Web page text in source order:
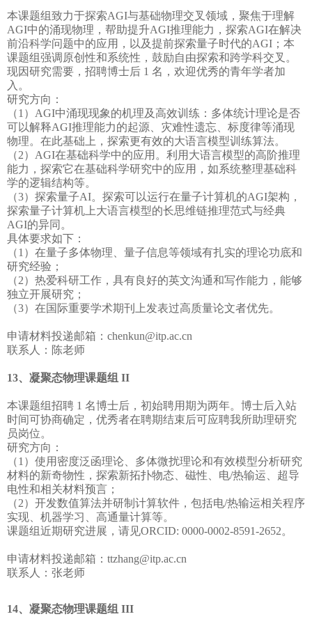
本课题组致力于探索AGI与基础物理交叉领域，聚焦于理解
AGI中的涌现物理，帮助提升AGI推理能力，探索AGI在解决
前沿科学问题中的应用，以及提前探索量子时代的AGI；本
课题组强调原创性和系统性，鼓励自由探索和跨学科交叉。
现因研究需要，招聘博士后 1 名，欢迎优秀的青年学者加
入。
研究方向：
（1）AGI中涌现现象的机理及高效训练：多体统计理论是否
可以解释AGI推理能力的起源、灾难性遗忘、标度律等涌现
物理。在此基础上，探索更有效的大语言模型训练算法。
（2）AGI在基础科学中的应用。利用大语言模型的高阶推理
能力，探索它在基础科学研究中的应用，如系统整理基础科
学的逻辑结构等。
（3）探索量子AI。探索可以运行在量子计算机的AGI架构，
探索量子计算机上大语言模型的长思维链推理范式与经典
AGI的异同。
具体要求如下：
（1）在量子多体物理、量子信息等领域有扎实的理论功底和
研究经验；
（2）热爱科研工作，具有良好的英文沟通和写作能力，能够
独立开展研究；
（3）在国际重要学术期刊上发表过高质量论文者优先。
申请材料投递邮箱：chenkun@itp.ac.cn
联系人：陈老师
13、凝聚态物理课题组 II
本课题组招聘 1 名博士后，初始聘用期为两年。博士后入站
时间可协商确定，优秀者在聘期结束后可应聘我所助理研究
员岗位。
研究方向：
（1）使用密度泛函理论、多体微扰理论和有效模型分析研究
材料的新奇物性，探索新拓扑物态、磁性、电/热输运、超导
电性和相关材料预言；
（2）开发数值算法并研制计算软件，包括电/热输运相关程序
实现、机器学习、高通量计算等。
课题组近期研究进展，请见ORCID: 0000-0002-8591-2652。
申请材料投递邮箱：ttzhang@itp.ac.cn
联系人：张老师
14、凝聚态物理课题组 III